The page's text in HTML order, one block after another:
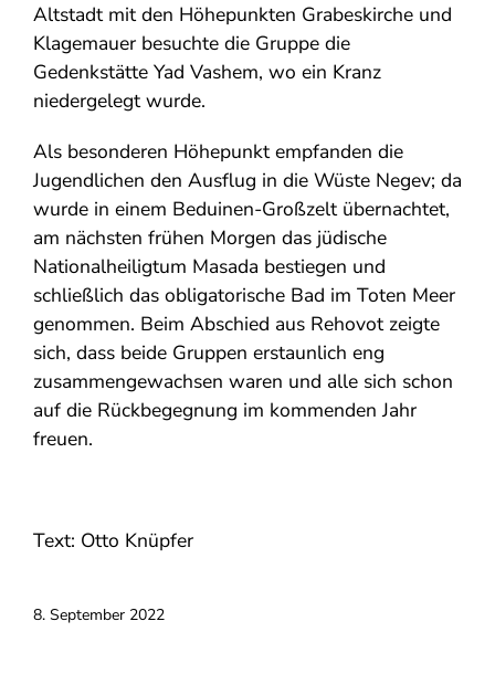
Altstadt mit den Höhepunkten Grabeskirche und
Klagemauer besuchte die Gruppe die
Gedenkstätte Yad Vashem, wo ein Kranz
niedergelegt wurde.
Als besonderen Höhepunkt empfanden die
Jugendlichen den Ausflug in die Wüste Negev; da
wurde in einem Beduinen-Großzelt übernachtet,
am nächsten frühen Morgen das jüdische
Nationalheiligtum Masada bestiegen und
schließlich das obligatorische Bad im Toten Meer
genommen. Beim Abschied aus Rehovot zeigte
sich, dass beide Gruppen erstaunlich eng
zusammengewachsen waren und alle sich schon
auf die Rückbegegnung im kommenden Jahr
freuen.
Text: Otto Knüpfer
8. September 2022